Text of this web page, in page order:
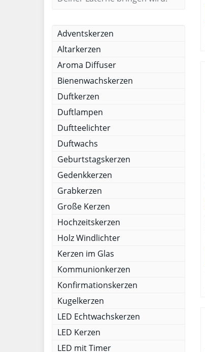
Adventskerzen
Altarkerzen
Aroma Diffuser
Bienenwachskerzen
Duftkerzen
Duftlampen
Duftteelichter
Duftwachs
Geburtstagskerzen
Gedenkkerzen
Grabkerzen
Große Kerzen
Hochzeitskerzen
Holz Windlichter
Kerzen im Glas
Kommunionkerzen
Konfirmationskerzen
Kugelkerzen
LED Echtwachskerzen
LED Kerzen
LED mit Timer